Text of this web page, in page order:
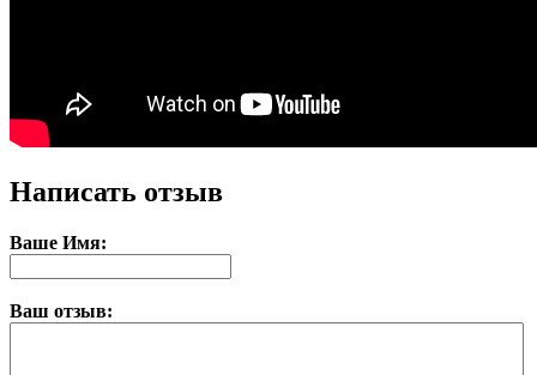
Написать отзыв
Ваше Имя:
Ваш отзыв: